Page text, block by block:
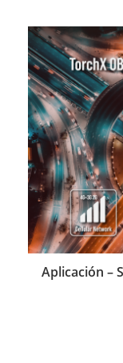
Aplicación –